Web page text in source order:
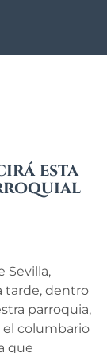
esta
Sevilla,
tarde, dentro
parroquia,
el columbario
que